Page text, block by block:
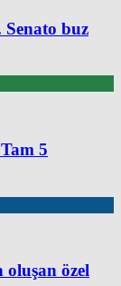
Senato buz
5
oluşan özel